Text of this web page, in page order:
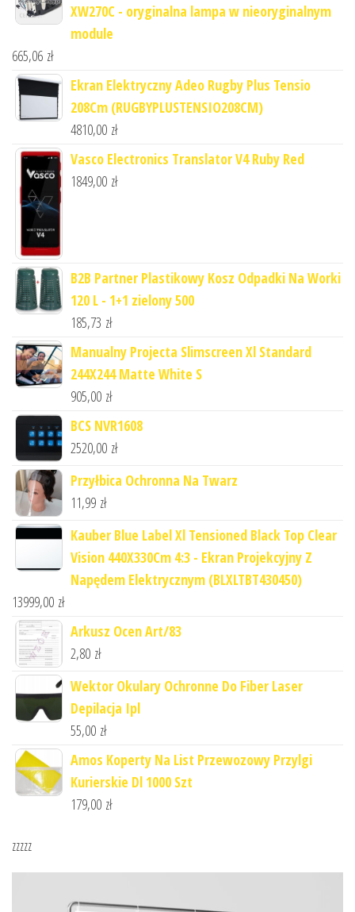
XW270C - oryginalna lampa w nieoryginalnym
module
665,06 zł
Ekran Elektryczny Adeo Rugby Plus Tensio
208Cm (RUGBYPLUSTENSIO208CM)
4810,00 zł
Vasco Electronics Translator V4 Ruby Red
1849,00 zł
B2B Partner Plastikowy Kosz Odpadki Na Worki
120 L - 1+1 zielony 500
185,73 zł
Manualny Projecta Slimscreen Xl Standard
244X244 Matte White S
905,00 zł
BCS NVR1608
2520,00 zł
Przyłbica Ochronna Na Twarz
11,99 zł
Kauber Blue Label Xl Tensioned Black Top Clear
Vision 440X330Cm 4:3 - Ekran Projekcyjny Z
Napędem Elektrycznym (BLXLTBT430450)
13999,00 zł
Arkusz Ocen Art/83
2,80 zł
Wektor Okulary Ochronne Do Fiber Laser
Depilacja Ipl
55,00 zł
Amos Koperty Na List Przewozowy Przylgi
Kurierskie Dl 1000 Szt
179,00 zł
zzzzz